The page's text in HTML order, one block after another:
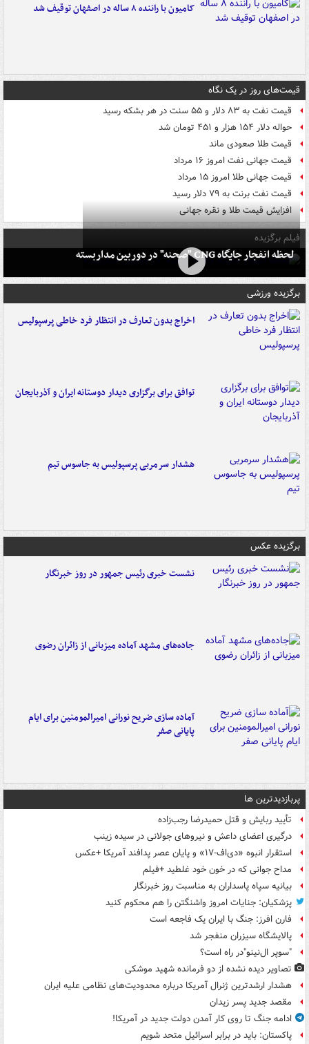
کامیون با راننده ۸ ساله در اصفهان توقیف شد
قیمت‌های روز در یک نگاه
قیمت نفت به ۸۳ دلار و ۵۵ سنت در هر بشکه رسید
حواله دلار ۱۵۴ هزار و ۴۵۱ تومان شد
قیمت طلا صعودی ماند
قیمت جهانی نفت امروز ۱۶ مرداد
قیمت جهانی طلا امروز ۱۵ مرداد
قیمت نفت برنت به ۷۹ دلار رسید
افزایش قیمت طلا و نقره جهانی
فیلم برگزیده
لحظه انفجار جایگاه CNG "صحنه" در دوربین مداربسته
برگزیده ورزشی
اخراج بدون تعارف در انتظار فرد خاطی پرسپولیس
توافق برای برگزاری دیدار دوستانه ایران و آذربایجان
هشدار سرمربی پرسپولیس به جاسوس تیم
برگزیده عکس
نشست خبری رئیس جمهور در روز خبرنگار
جاده‌های مشهد آماده میزبانی از زائران رضوی
آماده سازی ضریح نورانی امیرالمومنین برای ایام
پایانی صفر
پربازدیدترین ها
تأیید ربایش و قتل حمیدرضا رجب‌زاده
درگیری اعضای داعش و نیروهای جولانی در سیده زینب
استقرار انبوه «دی‌اف‑۱۷» و پایان عصر پدافند آمریکا +عکس
مداح جوانی که در خون خود غلطید +فیلم
بیانیه سپاه پاسداران به مناسبت روز خبرنگار
پزشکیان: جنایات امروز واشنگتن را هم محکوم کنید
فارن افرز: جنگ با ایران یک فاجعه است
پالایشگاه سیزران منفجر شد
"سوپر ال‌نینو"در راه است؟
تصاویر دیده‌ نشده از دو فرمانده شهید موشکی
هشدار ارشدترین ژنرال آمریکا درباره محدودیت‌های نظامی علیه ایران
مقصد جدید پسر زیدان
ادامه جنگ تا روی کار آمدن دولت جدید در آمریکا!
پاکستان: باید در برابر اسرائیل متحد شویم